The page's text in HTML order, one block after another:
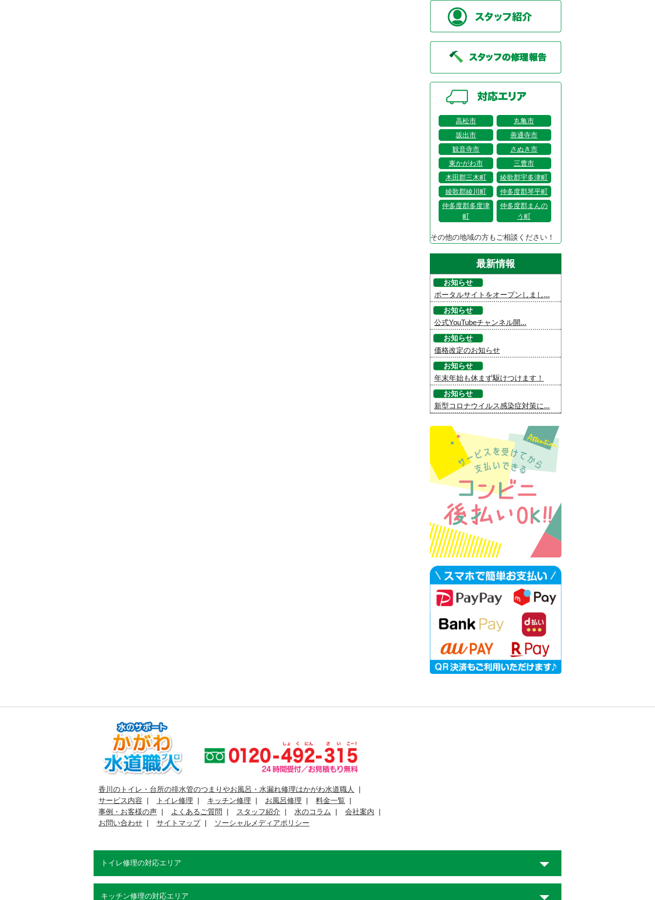
高松市
丸亀市
坂出市
善通寺市
観音寺市
さぬき市
東かがわ市
三豊市
木田郡三木町
綾歌郡宇多津町
綾歌郡綾川町
仲多度郡琴平町
仲多度郡多度津
町
仲多度郡まんの
う町
その他の地域の方もご相談ください！
最新情報
お知らせ
ポータルサイトをオープンしまし...
お知らせ
公式YouTubeチャンネル開...
お知らせ
価格改定のお知らせ
お知らせ
年末年始も休まず駆けつけます！
お知らせ
新型コロナウイルス感染症対策に...
香川のトイレ・台所の排水管のつまりやお風呂・水漏れ修理はかがわ水道職人
サービス内容
トイレ修理 キッチン修理 お風呂修理
料金一覧
事例・お客様の声
よくあるご質問 スタッフ紹介 水のコラム
会社案内
お問い合わせ
サイトマップ ソーシャルメディアポリシー
トイレ修理の対応エリア
キッチン修理の対応エリア